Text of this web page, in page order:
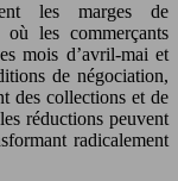
les marges de
les commerçants
mois d’avril-mai et
de négociation,
des collections et de
réductions peuvent
radicalement